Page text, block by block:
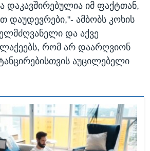
დაკავშირებულია იმ ფაქტთან,
დაუდევრები,"- ამბობს კოხის
და აქვე
რომ არ დაარღვიონ
აუცილებელი